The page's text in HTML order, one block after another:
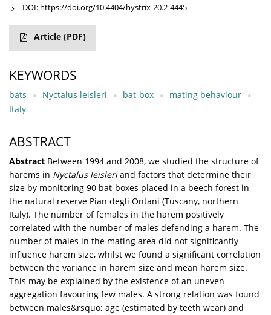
DOI: https://doi.org/10.4404/hystrix-20.2-4445
Article (PDF)
KEYWORDS
bats Nyctalus leisleri bat-box
mating behaviour
Italy
ABSTRACT
Abstract Between 1994 and 2008, we studied the structure of
harems in Nyctalus leisleriand factors that determine their
size by monitoring 90 bat-boxes placed in a beech forest in
the natural reserve Pian degli Ontani (Tuscany, northern
Italy). The number of females in the harem positively
correlated with the number of males defending a harem. The
number of males in the mating area did not significantly
influence harem size, whilst we found a significant correlation
between the variance in harem size and mean harem size.
This may be explained by the existence of an uneven
aggregation favouring few males. A strong relation was found
between males&rsquo; age (estimated by teeth wear) and